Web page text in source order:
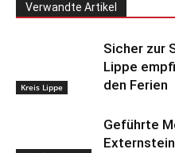
Verwandte Artikel
Kreis Lippe
Sicher zur
Lippe
den Ferien
Geführte